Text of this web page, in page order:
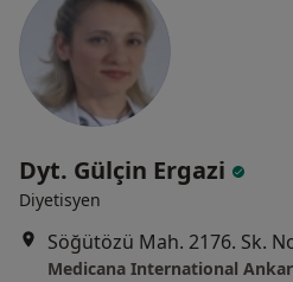
Dyt. Gülçin Ergazi
Diyetisyen
Söğütözü Mah. 2176. Sk.
Medicana International